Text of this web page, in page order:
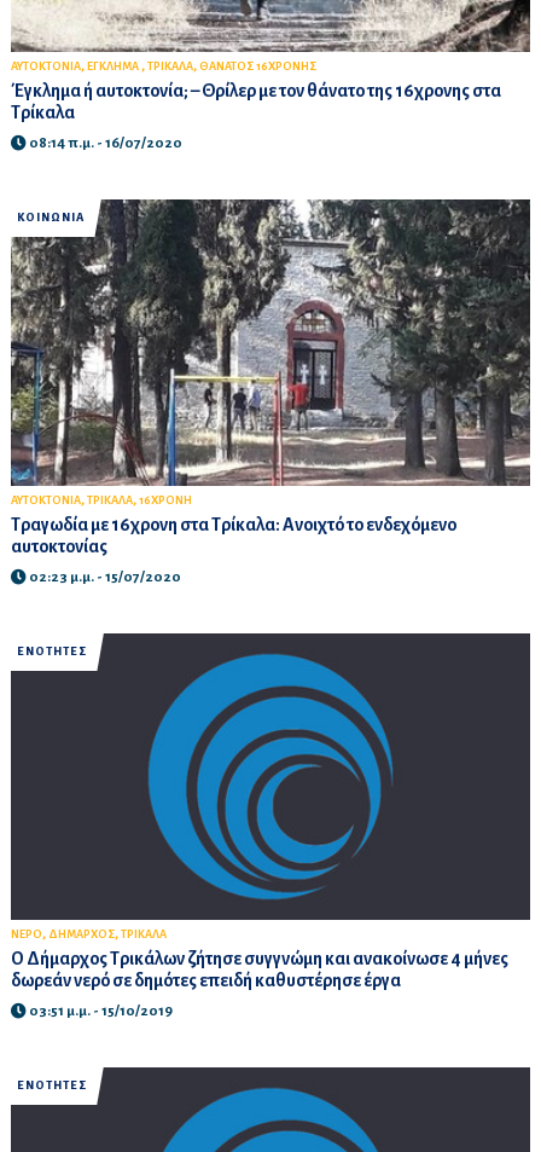
ΑΥΤΟΚΤΟΝΙΑ, ΕΓΚΛΗΜΑ , ΤΡΙΚΑΛΑ, ΘΑΝΑΤΟΣ 16ΧΡΟΝΗΣ
Έγκλημα ή αυτοκτονία; – Θρίλερ με τον θάνατο της 16χρονης στα
Τρίκαλα
08:14 π.μ. - 16/07/2020
ΚΟΙΝΩΝΙΑ
ΑΥΤΟΚΤΟΝΙΑ, ΤΡΙΚΑΛΑ, 16ΧΡΟΝΗ
Τραγωδία με 16χρονη στα Τρίκαλα: Ανοιχτό το ενδεχόμενο
αυτοκτονίας
02:23 μ.μ. - 15/07/2020
ΕΝΟΤΗΤΕΣ
ΝΕΡΟ, ΔΗΜΑΡΧΟΣ, ΤΡΙΚΑΛΑ
O Δήμαρχος Τρικάλων ζήτησε συγγνώμη και ανακοίνωσε 4 μήνες
δωρεάν νερό σε δημότες επειδή καθυστέρησε έργα
03:51 μ.μ. - 15/10/2019
ΕΝΟΤΗΤΕΣ